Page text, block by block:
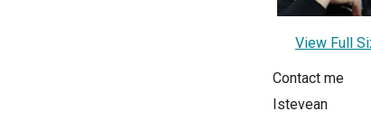
View Full
Contact me
Istevean